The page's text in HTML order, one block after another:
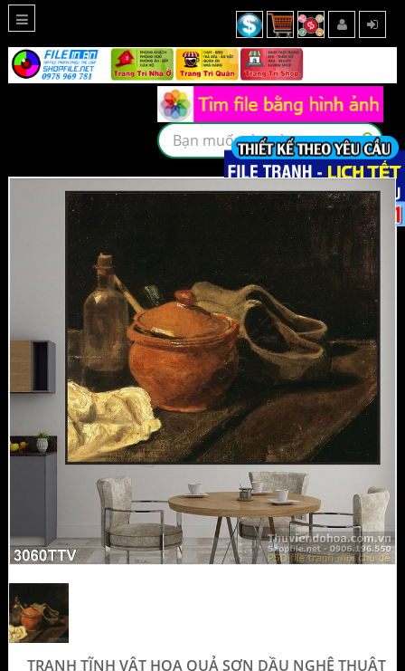
TRANH TĨNH VẬT HOA QUẢ SƠN DẦU NGHỆ THUẬT